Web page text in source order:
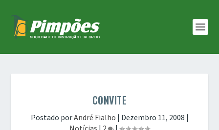
CONVITE
Postado porAndré Fialho | Dezembro 11, 2008 |
Notícias | 2 |